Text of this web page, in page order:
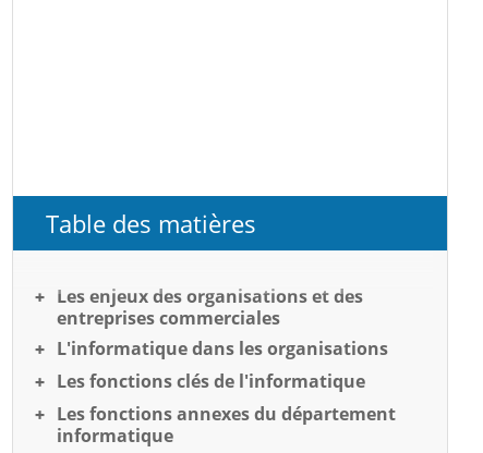
Table des matières
Les enjeux des organisations et des
entreprises commerciales
L'informatique dans les organisations
Les fonctions clés de l'informatique
Les fonctions annexes du département
informatique